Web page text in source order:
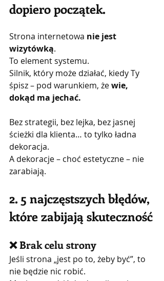
dopiero początek.
Strona internetowa nie jest
wizytówką.
To element systemu.
Silnik, który może działać, kiedy Ty
śpisz – pod warunkiem, że wie,
dokąd ma jechać.
Bez strategii, bez lejka, bez jasnej
ścieżki dla klienta… to tylko ładna
dekoracja.
A dekoracje – choć estetyczne – nie
zarabiają.
2. 5 najczęstszych błędów,
które zabijają skuteczność
❌ Brak celu strony
Jeśli strona „jest po to, żeby być”, to
nie będzie nic robić.